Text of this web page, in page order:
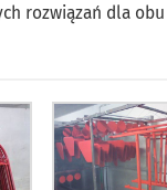
rozwiązań dla obu